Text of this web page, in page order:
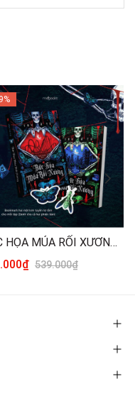
BỨC HỌA MÚA RỐI XƯƠNG - TÁI BẢN 2026 (TRỌN BỘ 2 TẬP) [ĐẶC BIỆT]
539.000₫